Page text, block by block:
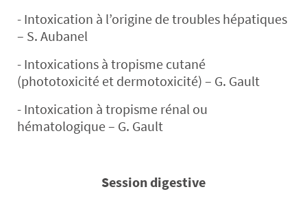
- Intoxication à l’origine de troubles hépatiques
– S. Aubanel
- Intoxications à tropisme cutané
(phototoxicité et dermotoxicité) – G. Gault
- Intoxication à tropisme rénal ou
hématologique – G. Gault
Session digestive